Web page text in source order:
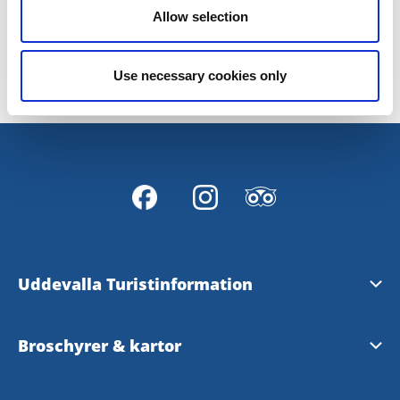
Allow selection
Use necessary cookies only
Senast uppdaterad:26 maj 2026
Uddevalla Turistinformation
Upplev Bohuslän
Broschyrer & kartor